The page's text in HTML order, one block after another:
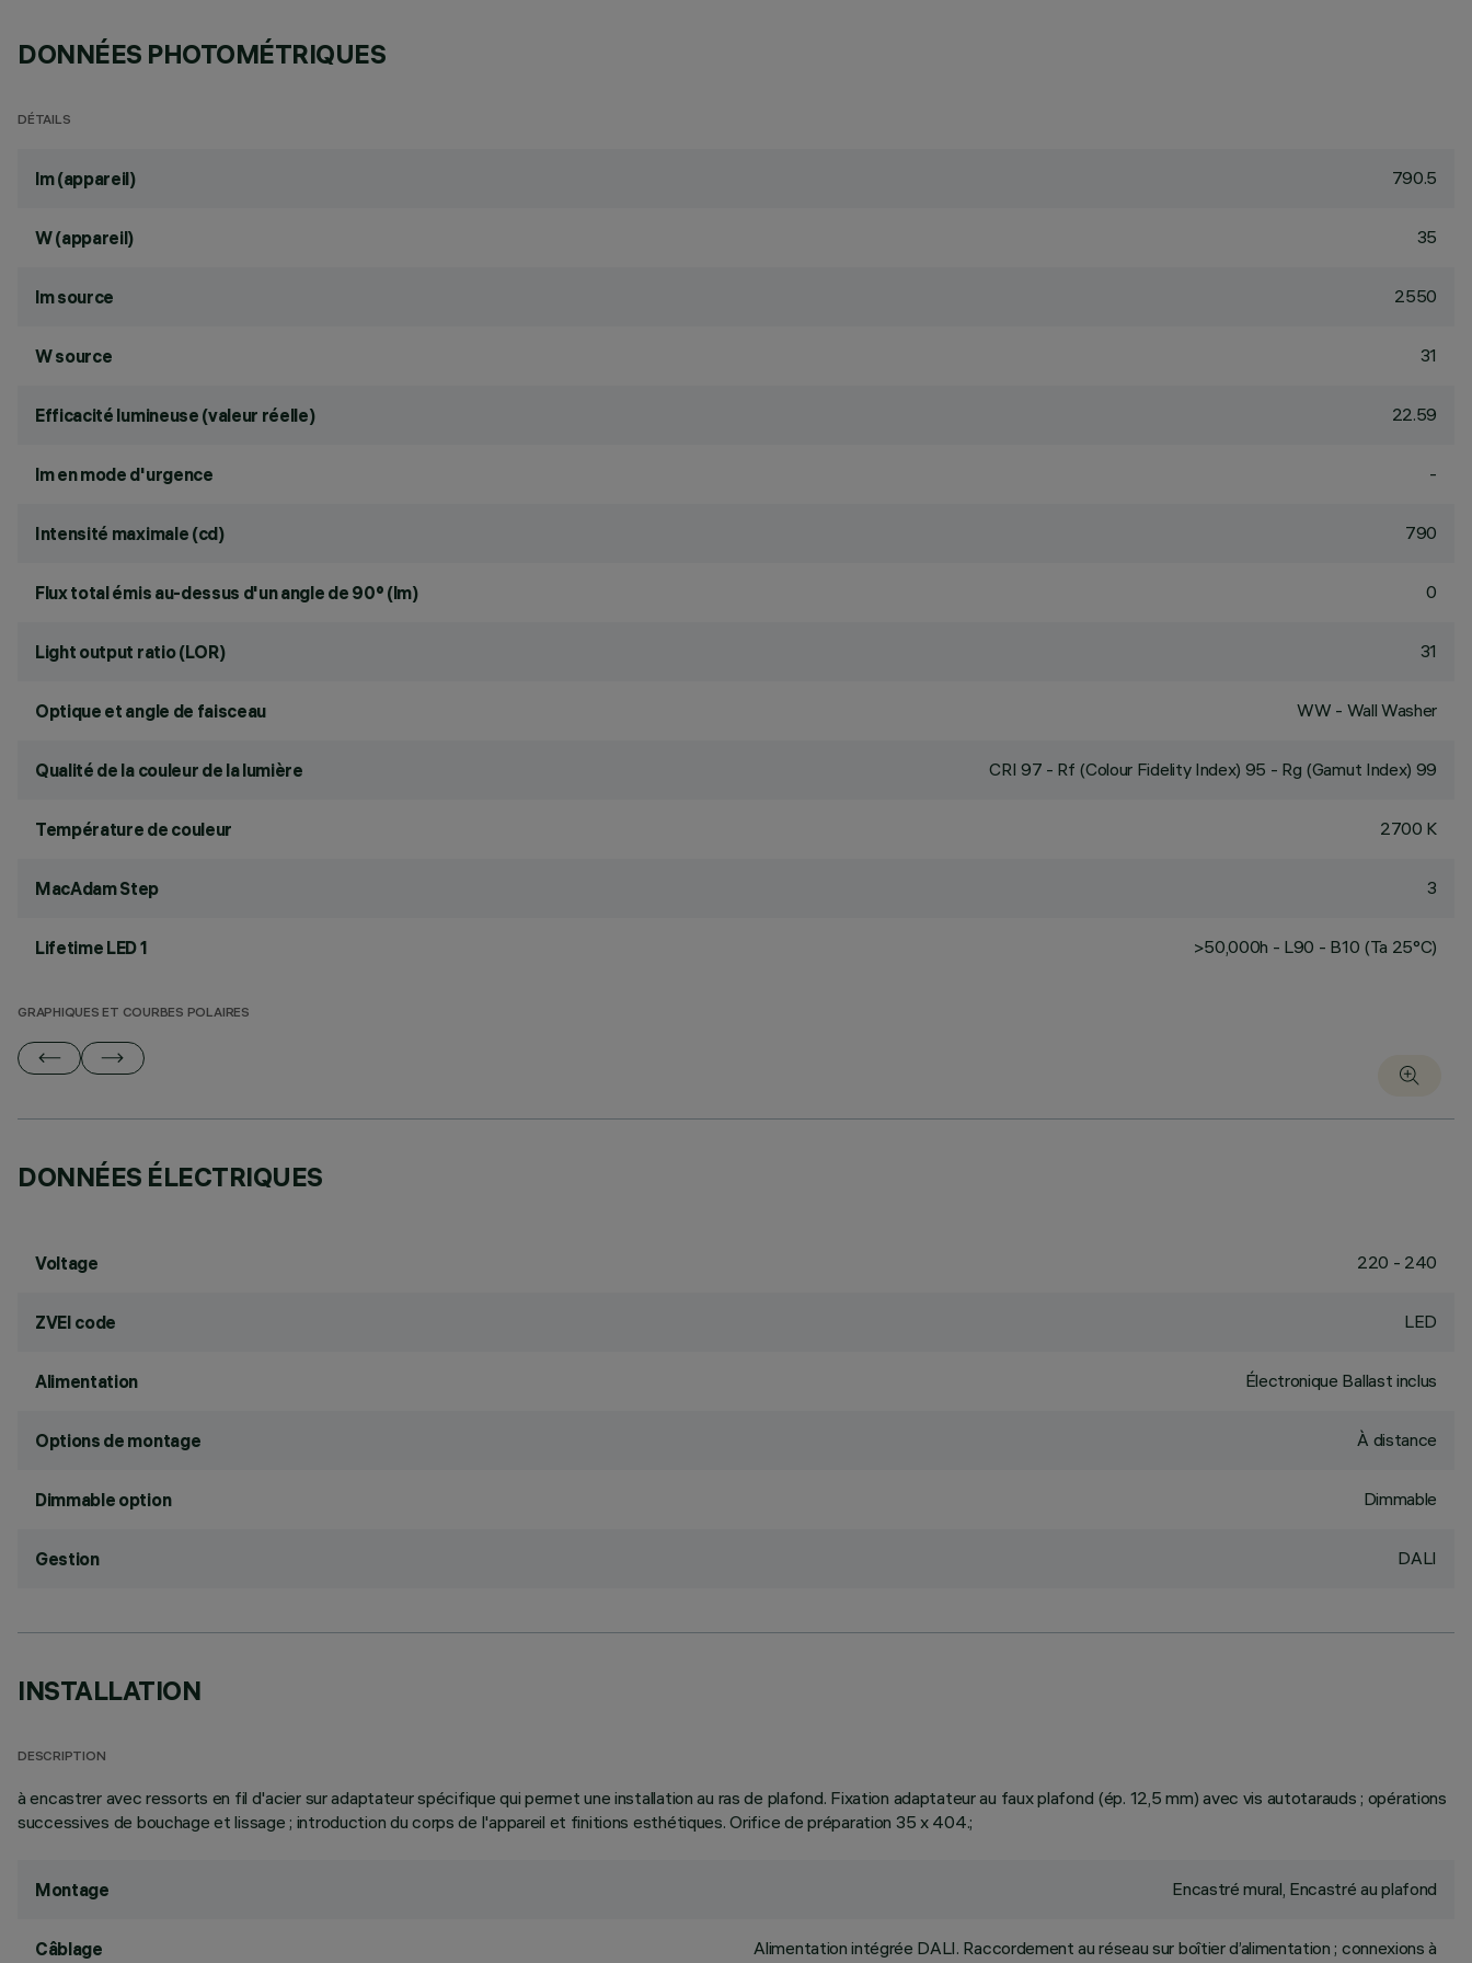
DONNÉES PHOTOMÉTRIQUES
DÉTAILS
lm (appareil) 790.5
W (appareil) 35
lm source 2550
W source 31
Efficacité lumineuse (valeur réelle) 22.59
lm en mode d'urgence -
Intensité maximale (cd) 790
Flux total émis au-dessus d'un angle de 90° (lm) 0
Light output ratio (LOR) 31
Optique et angle de faisceau WW - Wall Washer
Qualité de la couleur de la lumière CRI 97 - Rf (Colour Fidelity Index) 95 - Rg (Gamut Index) 99
Température de couleur 2700 K
MacAdam Step 3
Lifetime LED 1 >50,000h - L90 - B10 (Ta 25°C)
GRAPHIQUES ET COURBES POLAIRES
DONNÉES ÉLECTRIQUES
Voltage 220 - 240
ZVEI code LED
Alimentation Électronique Ballast inclus
Options de montage À distance
Dimmable option Dimmable
Gestion DALI
INSTALLATION
DESCRIPTION
à encastrer avec ressorts en fil d'acier sur adaptateur spécifique qui permet une installation au ras de plafond. Fixation adaptateur au faux plafond (ép. 12,5 mm) avec vis autotarauds ; opérations
successives de bouchage et lissage ; introduction du corps de l'appareil et finitions esthétiques. Orifice de préparation 35 x 404.;
Montage Encastré mural, Encastré au plafond
Câblage
Alimentation intégrée DALI. Raccordement au réseau sur boîtier d’alimentation ; connexions à